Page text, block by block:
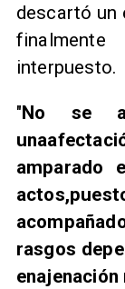
descartó un
interpuesto.
"No se
amparado
rasgos
enajenación